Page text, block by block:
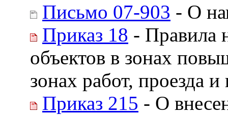
Письмо 07-903 - О
Приказ 18 - Правила
объектов в зонах
зонах работ, проезда
Приказ 215 - О